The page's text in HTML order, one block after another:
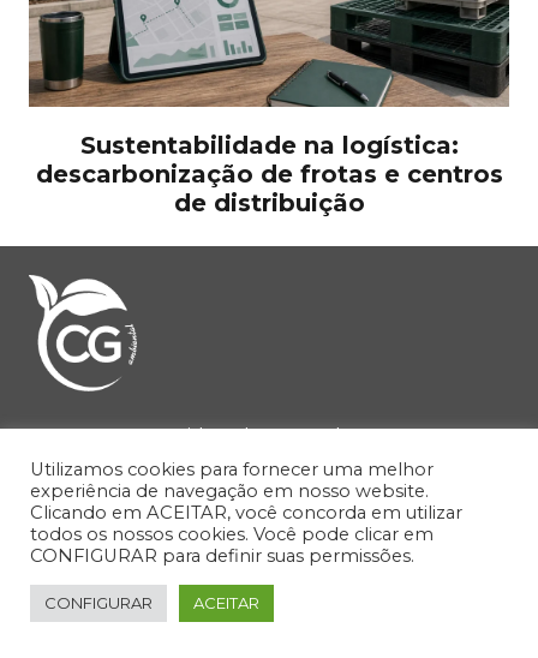
Sustentabilidade na logística:
descarbonização de frotas e centros
de distribuição
Endereço:Avenida Selma Parada, 201
Galleria Office Park, Ed. 2 – Sala 253
Jd. Madalena, Campinas-SP
Telefone:(19) 98154-0571
Atendimento:
de segunda a sexta-feira,
Utilizamos cookies para fornecer uma melhor
experiência de navegação em nosso website.
Clicando em ACEITAR, você concorda em utilizar
todos os nossos cookies. Você pode clicar em
CONFIGURAR para definir suas permissões.
CONFIGURAR ACEITAR